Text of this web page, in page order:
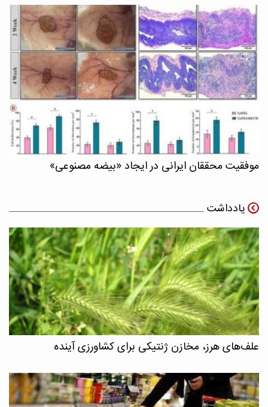
موفقیت محققان ایرانی در ایجاد «بیضه مصنوعی»
یادداشت
علف‌های هرز، مخازن ژنتیکی برای کشاورزی آینده